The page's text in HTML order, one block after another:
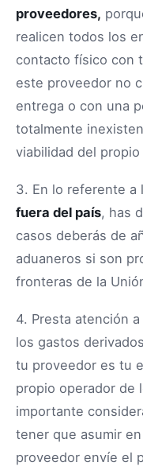
proveedores,
realicen todos los
contacto físico con
este proveedor no
entrega o con una
totalmente
viabilidad del
3. En lo referente a
fuera del país, has
casos deberás de
aduaneros si son
fronteras de la
4. Presta atención a
los gastos
tu proveedor es tu
propio operador de
importante
tener que asumir
proveedor envíe el